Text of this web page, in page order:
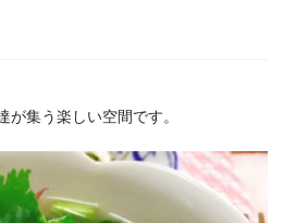
が集う楽しい空間です。